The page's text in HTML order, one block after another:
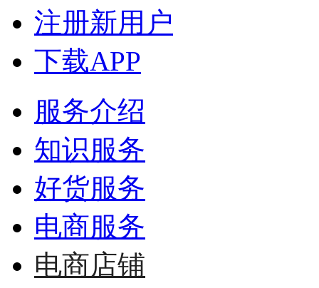
注册新用户
下载APP
服务介绍
知识服务
好货服务
电商服务
电商店铺